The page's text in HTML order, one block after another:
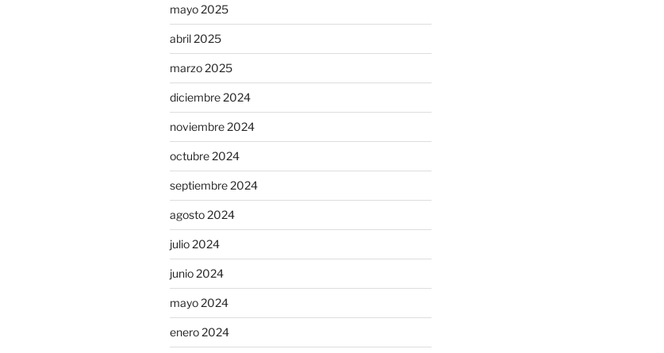
mayo 2025
abril 2025
marzo 2025
diciembre 2024
noviembre 2024
octubre 2024
septiembre 2024
agosto 2024
julio 2024
junio 2024
mayo 2024
enero 2024